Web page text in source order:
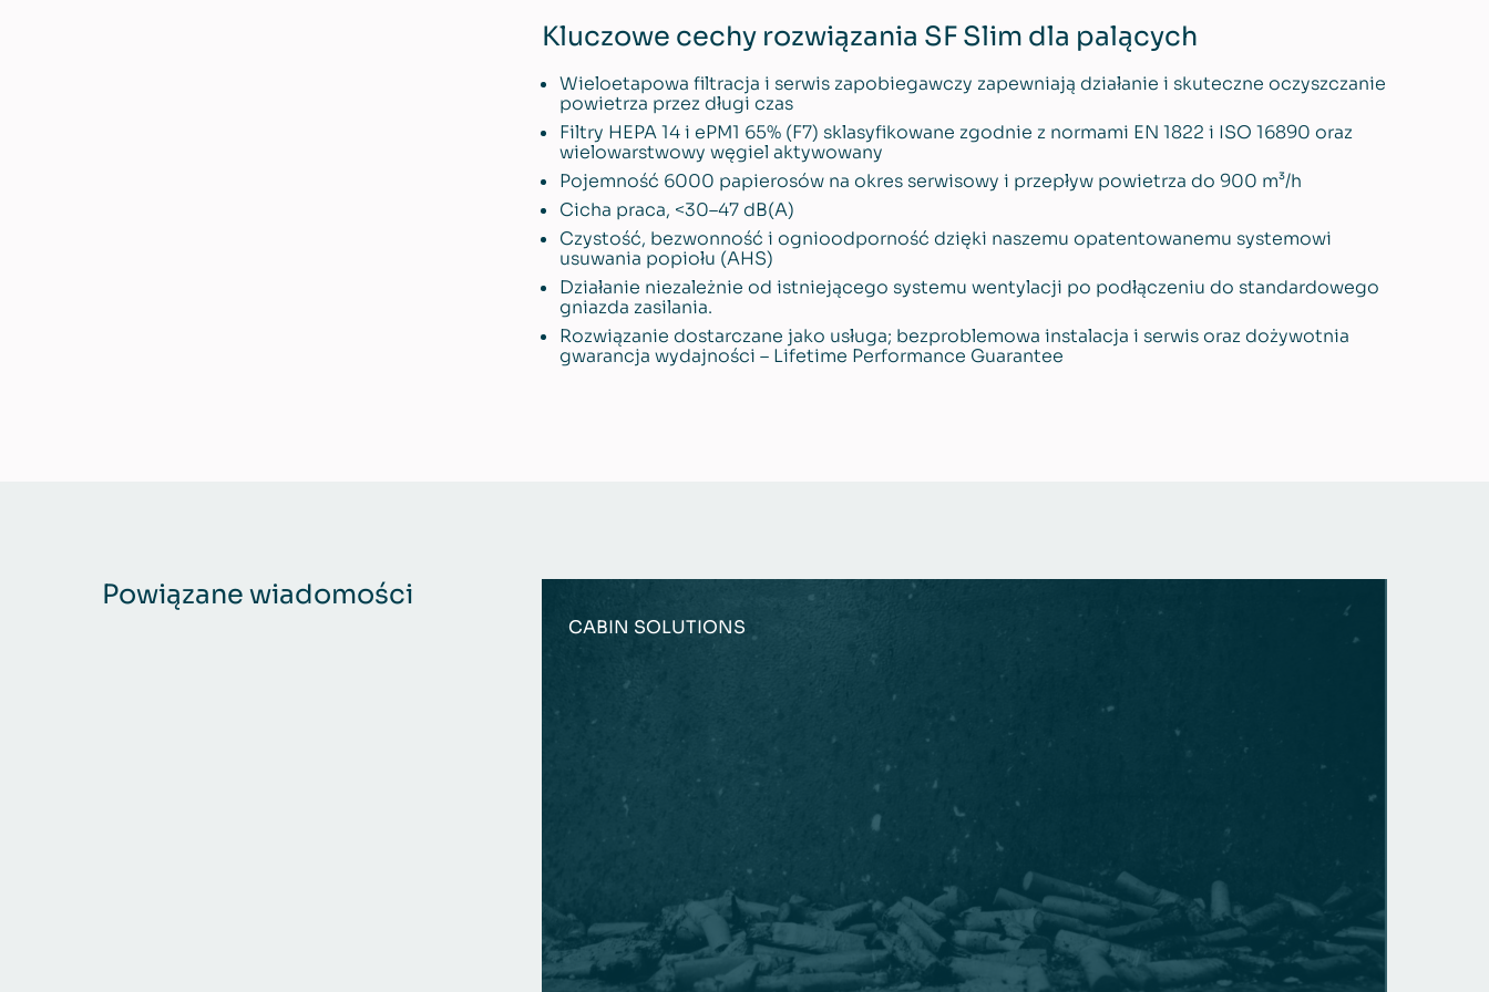
Kluczowe cechy rozwiązania SF Slim dla palących
Wieloetapowa filtracja i serwis zapobiegawczy zapewniają działanie i skuteczne oczyszczanie
powietrza przez długi czas
Filtry HEPA 14 i ePM1 65% (F7) sklasyfikowane zgodnie z normami EN 1822 i ISO 16890 oraz
wielowarstwowy węgiel aktywowany
Pojemność 6000 papierosów na okres serwisowy i przepływ powietrza do 900 m³/h
Cicha praca, <30–47 dB(A)
Czystość, bezwonność i ognioodporność dzięki naszemu opatentowanemu systemowi
usuwania popiołu (AHS)
Działanie niezależnie od istniejącego systemu wentylacji po podłączeniu do standardowego
gniazda zasilania.
Rozwiązanie dostarczane jako usługa; bezproblemowa instalacja i serwis oraz dożywotnia
gwarancja wydajności – Lifetime Performance Guarantee
Powiązane wiadomości
CABIN SOLUTIONS